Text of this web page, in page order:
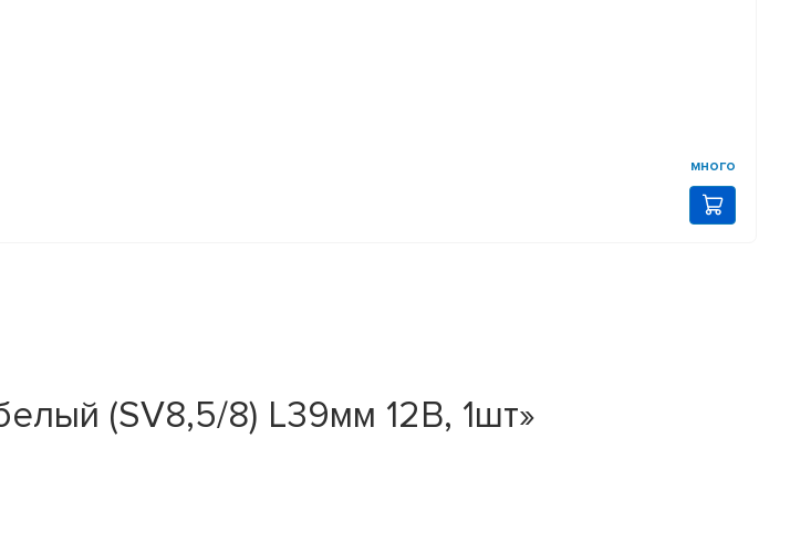
много
(SV8,5/8) L39мм 12В, 1шт»